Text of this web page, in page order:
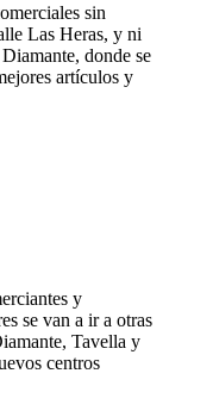
sin
Las Heras, y ni
donde se
artículos y
y
se van a ir a otras
Tavella y
centros